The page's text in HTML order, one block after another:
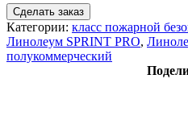
Сделать заказ
Категории: класс пожарной
Линолеум SPRINT PRO,
полукоммерческий